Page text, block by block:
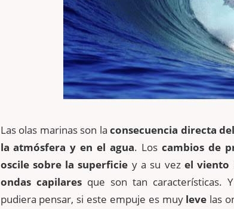
Las olas marinas son la consecuencia directa
la atmósfera y en el agua. Los cambios de
oscile sobre la superficie y a su vez el viento
ondas capilaresque son tan características.
pudiera pensar, si este empuje es muy leve las